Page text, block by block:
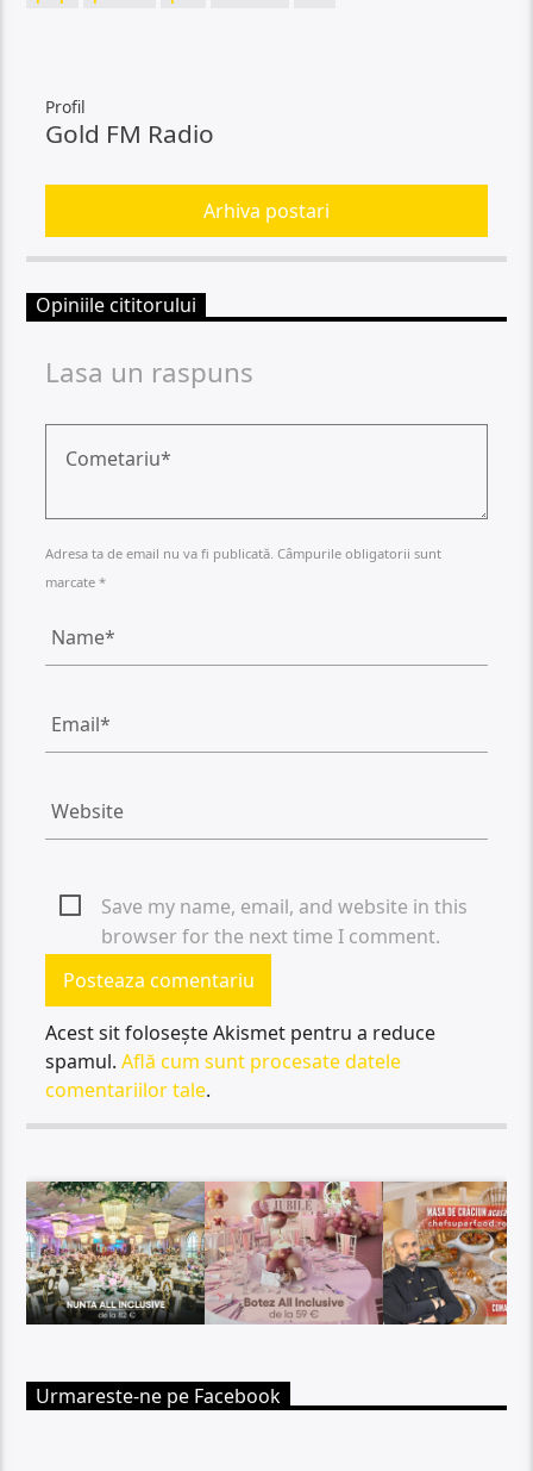
Profil
Gold FM Radio
Arhiva postari
Opiniile cititorului
Lasa un raspuns
Adresa ta de email nu va fi publicată. Câmpurile obligatorii sunt
marcate *
Save my name, email, and website in this
browser for the next time I comment.
Acest sit folosește Akismet pentru a reduce
spamul.Află cum sunt procesate datele
comentariilor tale.
Urmareste-ne pe Facebook